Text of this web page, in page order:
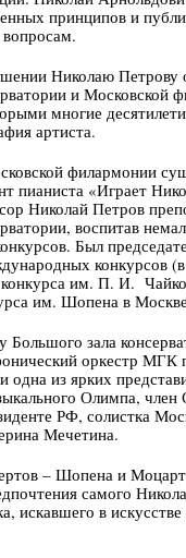
принципов и
Николаю Петрову
и Московской
многие
артиста.
филармонии
пианиста «Играет
Николай Петров
воспитав
Был
конкурсов
им. П. И.
им. Шопена в
Большого зала
оркестр МГК
одна из ярких
Олимпа, член
РФ, солистка
Мечетина.
– Шопена и
самого
искавшего в